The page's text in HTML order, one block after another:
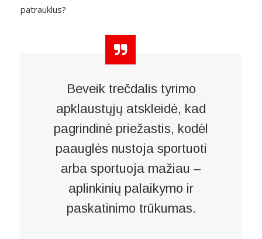
patrauklus?
Beveik trečdalis tyrimo
apklaustųjų atskleidė, kad
pagrindinė priežastis, kodėl
paauglės nustoja sportuoti
arba sportuoja mažiau –
aplinkinių palaikymo ir
paskatinimo trūkumas.